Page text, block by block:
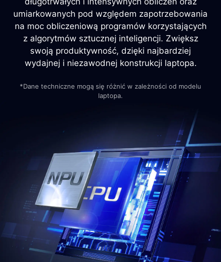
umiarkowanych pod względem zapotrzebowania
na moc obliczeniową programów korzystających
z algorytmów sztucznej inteligencji. Zwiększ
swoją produktywność, dzięki najbardziej
wydajnej i niezawodnej konstrukcji laptopa.
*Dane techniczne mogą się różnić w zależności od modelu
laptopa.